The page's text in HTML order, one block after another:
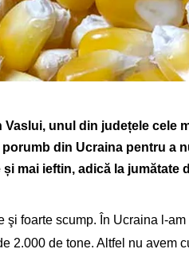
Vaslui, unul din județele cele
din Ucraina pentru a
mai ieftin, adică la jumătate
şi foarte scump. În Ucraina l-
2.000 de tone. Altfel nu avem